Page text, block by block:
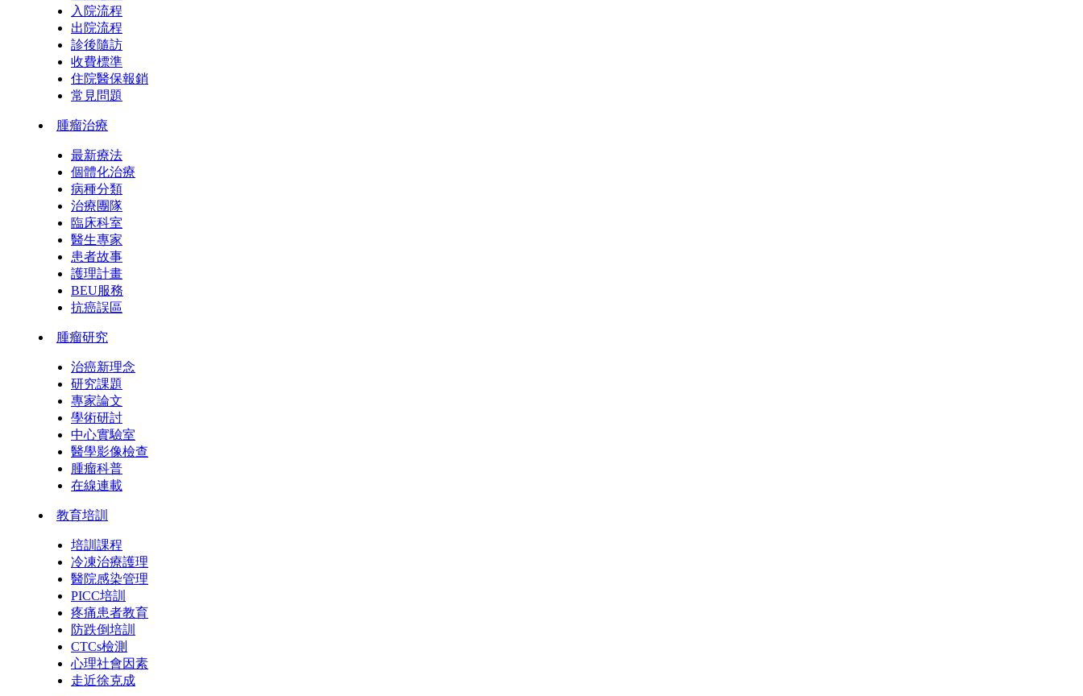
入院流程
出院流程
診後隨訪
收費標準
住院醫保報銷
常見問題
腫瘤治療
最新療法
個體化治療
病種分類
治療團隊
臨床科室
醫生專家
患者故事
護理計畫
BEU服務
抗癌誤區
腫瘤研究
治癌新理念
研究課題
專家論文
學術研討
中心實驗室
醫學影像檢查
腫瘤科普
在線連載
教育培訓
培訓課程
冷凍治療護理
醫院感染管理
PICC培訓
疼痛患者教育
防跌倒培訓
CTCs檢測
心理社會因素
走近徐克成